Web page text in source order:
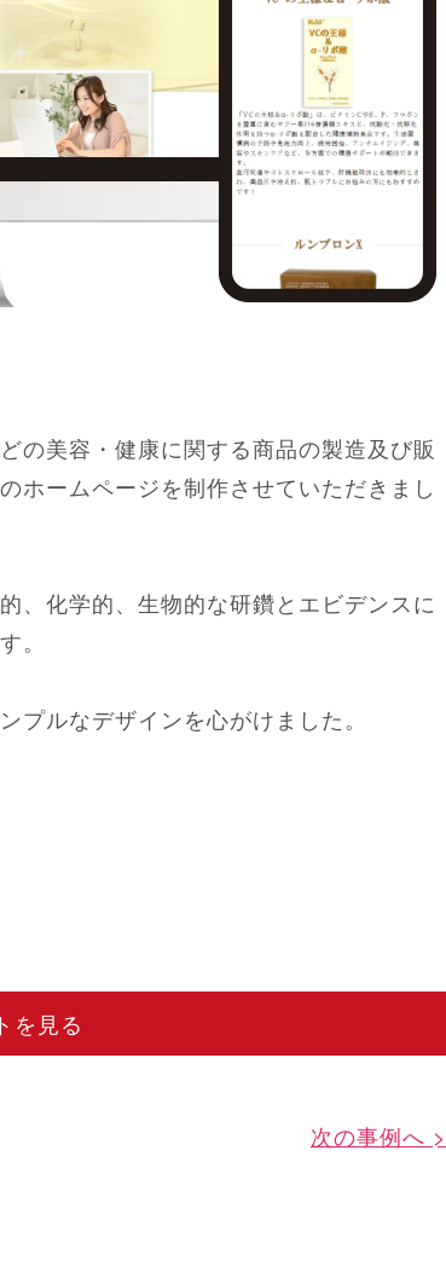
の美容・健康に関する商品の製造及び販
ホームページを制作させていただきまし
、化学的、生物的な研鑽とエビデンスに
。
プルなデザインを心がけました。
を見る
次の事例へ >